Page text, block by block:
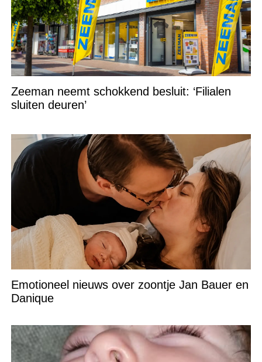
Zeeman neemt schokkend besluit: ‘Filialen
sluiten deuren’
Emotioneel nieuws over zoontje Jan Bauer en
Danique